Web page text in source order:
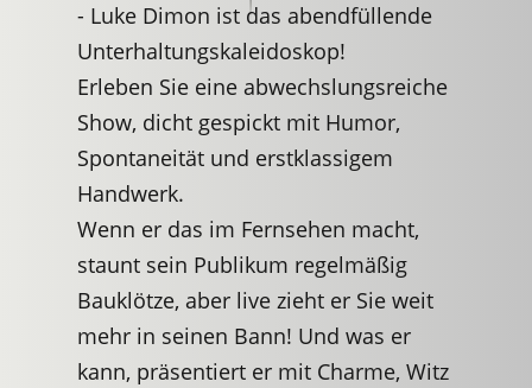
- Luke Dimon ist das abendfüllende
Unterhaltungskaleidoskop!
Erleben Sie eine abwechslungsreiche
Show, dicht gespickt mit Humor,
Spontaneität und erstklassigem
Handwerk.
Wenn er das im Fernsehen macht,
staunt sein Publikum regelmäßig
Bauklötze, aber live zieht er Sie weit
mehr in seinen Bann! Und was er
kann, präsentiert er mit Charme, Witz